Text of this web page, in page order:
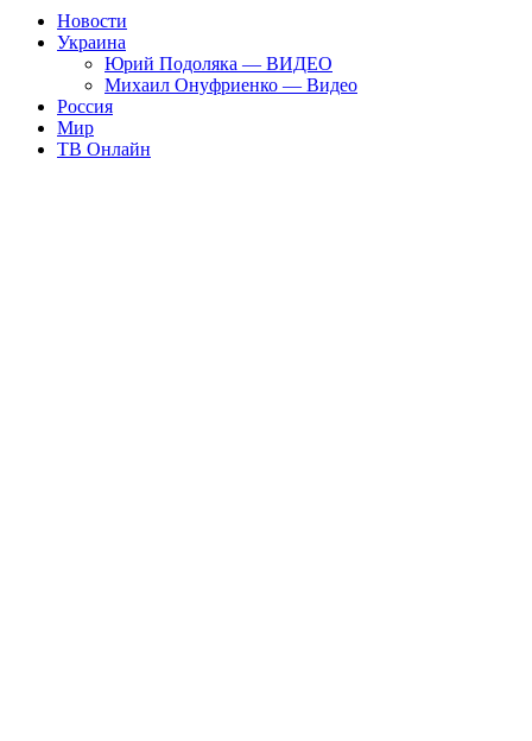
Новости
Украина
Юрий Подоляка — ВИДЕО
Михаил Онуфриенко — Видео
Россия
Мир
ТВ Онлайн